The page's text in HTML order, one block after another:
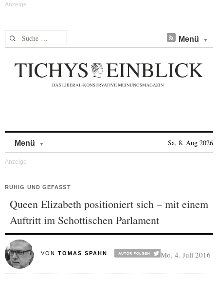
Suche nach: Menü
Menü Sa, 8. Aug 2026
RUHIG UND GEFASST
Queen Elizabeth positioniert sich – mit einem
Auftritt im Schottischen Parlament
VON TOMAS SPAHN Mo, 4. Juli 2016